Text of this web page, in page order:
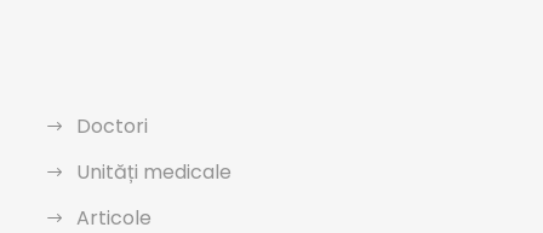
Doctori
Unități medicale
Articole